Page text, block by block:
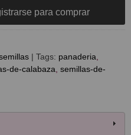
para comprar
| Tags: panaderia
de-calabaza semillas-de-